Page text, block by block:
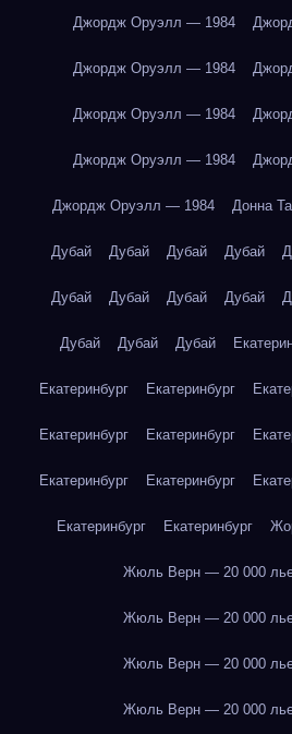
Джордж Оруэлл — 1984
Джордж Оруэлл — 1984
Джордж Оруэлл — 1984
Джордж Оруэлл — 1984
Джордж Оруэлл — 1984 Донна
Дубай Дубай Дубай Дубай
Дубай Дубай Дубай Дубай
Дубай Дубай Дубай
Екатеринбург Екатеринбург
Екатеринбург Екатеринбург
Екатеринбург Екатеринбург
Екатеринбург Екатеринбург
Жюль Верн — 20 000
Жюль Верн — 20 000
Жюль Верн — 20 000
Жюль Верн — 20 000